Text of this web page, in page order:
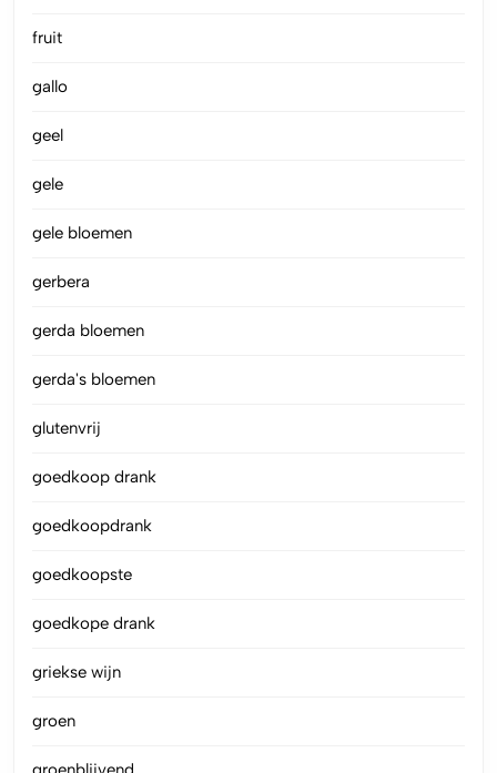
fruit
gallo
geel
gele
gele bloemen
gerbera
gerda bloemen
gerda's bloemen
glutenvrij
goedkoop drank
goedkoopdrank
goedkoopste
goedkope drank
griekse wijn
groen